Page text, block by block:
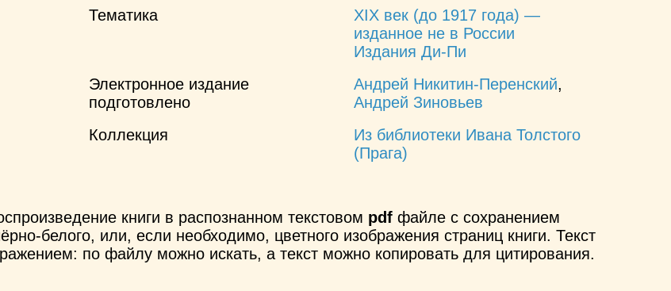
Тематика
XIX век (до 1917 года) —
изданнoe не в России
Издания Ди-Пи
Электронное издание
подготовлено
Андрей Никитин-Перенский,
Андрей Зиновьев
Коллекция
Из библиотеки Ивана Толстого
(Прага)
книги в распознанном текстовом pdf файле с сохранением
белого, или, если необходимо, цветного изображения страниц книги. Текст
по файлу можно искать, а текст можно копировать для цитирования.